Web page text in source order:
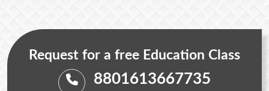
Request for a free Education Class
8801613667735